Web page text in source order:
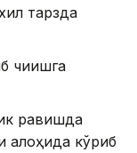
тарзда
чиқишга
равишда
алоҳида кўриб